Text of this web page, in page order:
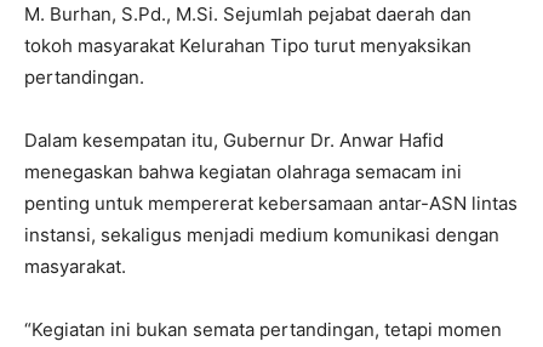
M. Burhan, S.Pd., M.Si. Sejumlah pejabat daerah dan
tokoh masyarakat Kelurahan Tipo turut menyaksikan
pertandingan.
Dalam kesempatan itu, Gubernur Dr. Anwar Hafid
menegaskan bahwa kegiatan olahraga semacam ini
penting untuk mempererat kebersamaan antar-ASN lintas
instansi, sekaligus menjadi medium komunikasi dengan
masyarakat.
“Kegiatan ini bukan semata pertandingan, tetapi momen